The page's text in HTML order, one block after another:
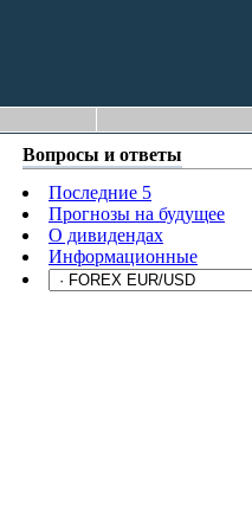
Вопросы и ответы
Последние 5
Прогнозы на будущее
О дивидендах
Информационные